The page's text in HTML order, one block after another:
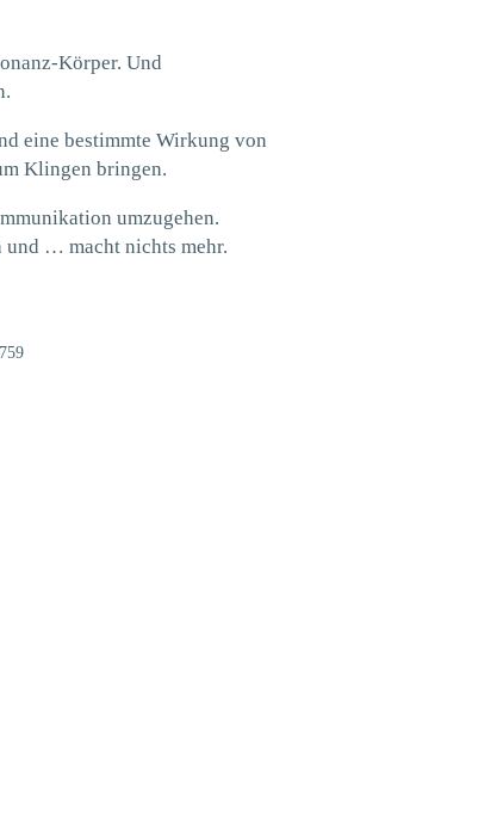
Körper. Und
eine bestimmte Wirkung von
Klingen bringen.
umzugehen.
und … macht nichts mehr.